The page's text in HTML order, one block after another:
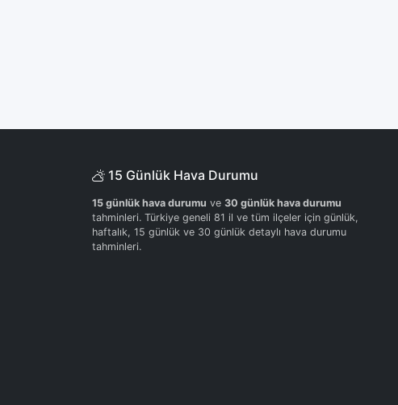
15 Günlük Hava Durumu
15 günlük hava durumu ve 30 günlük hava durumu
tahminleri. Türkiye geneli 81 il ve tüm ilçeler için günlük,
haftalık, 15 günlük ve 30 günlük detaylı hava durumu
tahminleri.